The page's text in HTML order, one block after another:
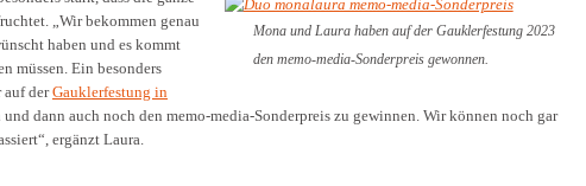
Mona und Laura haben auf der Gauklerfestung 2023
den memo-media-Sonderpreis gewonnen.
„Wir bekommen genau
haben und es kommt
müssen. Ein besonders
auf derGauklerfestung in
dann auch noch den memo-media-Sonderpreis zu gewinnen. Wir können noch gar
ergänzt Laura.